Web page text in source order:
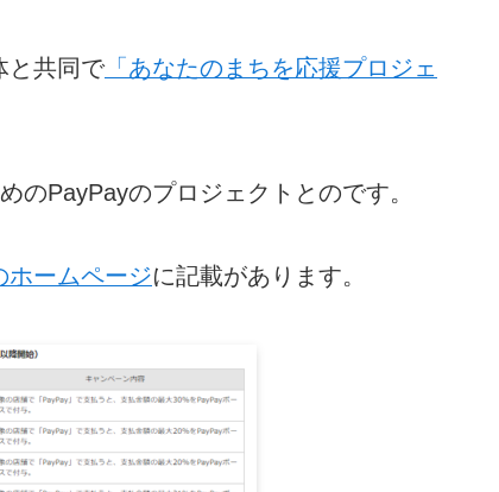
と共同で「あなたのまちを応援プロジェ
のPayPayのプロジェクトとのです。
ホームページに記載があります。